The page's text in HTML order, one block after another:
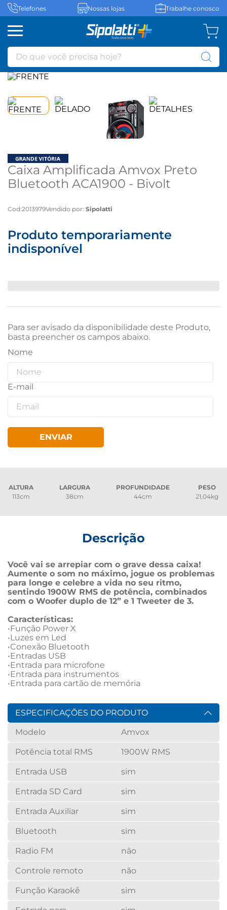
Telefones Nossas lojas Trabalhe conosco
Do que você precisa hoje?
Caixa Amplificada Amvox Preto
Bluetooth ACA1900 - Bivolt
Cod:2013979Vendido por: Sipolatti
Produto temporariamente
indisponível
Para ser avisado da disponibilidade deste Produto,
basta preencher os campos abaixo.
ENVIAR
ALTURA
113cm
LARGURA
38cm
PROFUNDIDADE
44cm
PESO
21,04kg
Descrição
Você vai se arrepiar com o grave dessa caixa!
Aumente o som no máximo, jogue os problemas
para longe e celebre a vida no seu ritmo,
sentindo 1900W RMS de potência, combinados
com o Woofer duplo de 12” e 1 Tweeter de 3.
Características:
•Função Power X
•Luzes em Led
•Conexão Bluetooth
•Entradas USB
•Entrada para microfone
•Entrada para instrumentos
•Entrada para cartão de memória
ESPECIFICAÇÕES DO PRODUTO
Modelo
Amvox
Potência total RMS 1900W RMS
Entrada USB sim
Entrada SD Card sim
Entrada Auxiliar sim
Bluetooth sim
Radio FM não
Controle remoto não
Função Karaokê sim